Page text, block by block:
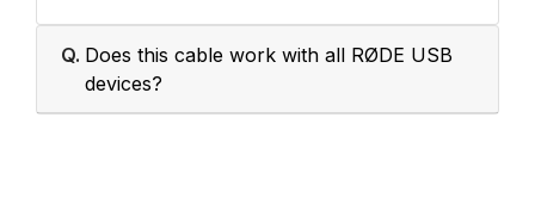
Q. Does this cable work with all RØDE USB
devices?